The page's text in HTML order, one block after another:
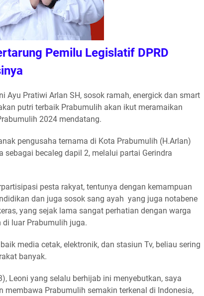
Pemilu Legislatif DPRD
Ayu Pratiwi Arlan SH, sosok ramah, energick dan smart
putri terbaik Prabumulih akan ikut meramaikan
2024 mendatang.
pengusaha ternama di Kota Prabumulih (H.Arlan)
becaleg dapil 2, melalui partai Gerindra
pesta rakyat, tentunya dengan kemampuan
dan juga sosok sang ayah yang juga notabene
yang sejak lama sangat perhatian dengan warga
luar Prabumulih juga.
media cetak, elektronik, dan stasiun Tv, beliau sering
banyak.
Leoni yang selalu berhijab ini menyebutkan, saya
membawa Prabumulih semakin terkenal di Indonesia,